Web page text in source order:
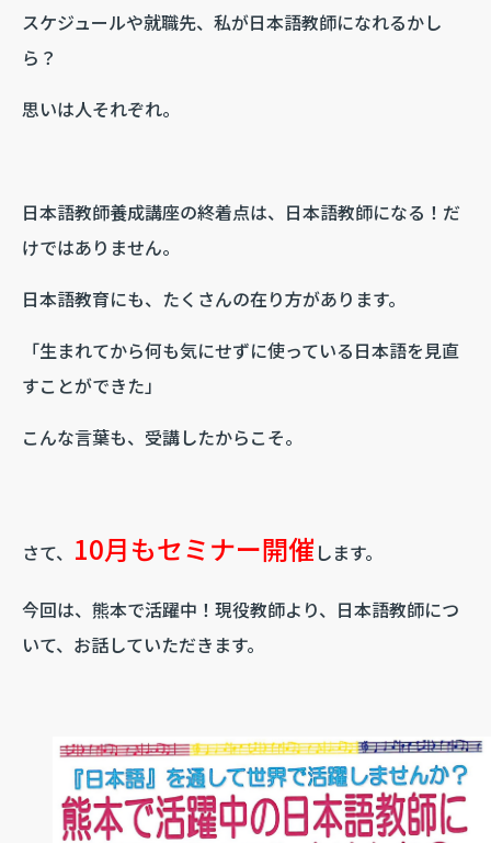
スケジュールや就職先、私が日本語教師になれるかし
ら？
思いは人それぞれ。
日本語教師養成講座の終着点は、日本語教師になる！だ
けではありません。
日本語教育にも、たくさんの在り方があります。
「生まれてから何も気にせずに使っている日本語を見直
すことができた」
こんな言葉も、受講したからこそ。
さて、 10月もセミナー開催 します。
今回は、熊本で活躍中！現役教師より、日本語教師につ
いて、お話していただきます。